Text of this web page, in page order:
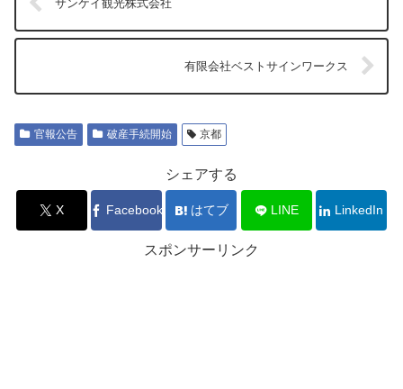
サンケイ観光株式会社
有限会社ベストサインワークス
官報公告 破産手続開始 京都
シェアする
X Facebook はてブ LINE LinkedIn
スポンサーリンク